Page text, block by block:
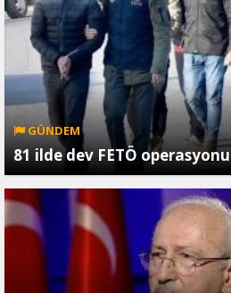
GÜNDEM
81 ilde dev FETÖ operasyonu